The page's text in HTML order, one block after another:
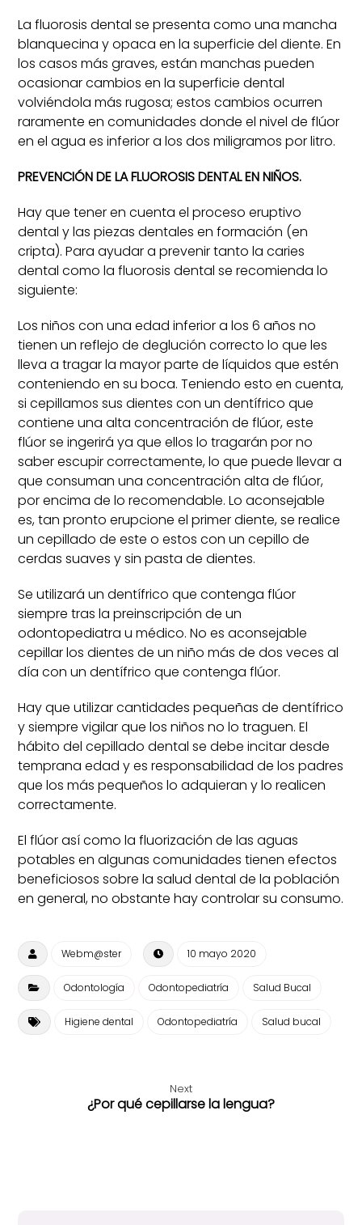
La fluorosis dental se presenta como una mancha
blanquecina y opaca en la superficie del diente. En
los casos más graves, están manchas pueden
ocasionar cambios en la superficie dental
volviéndola más rugosa; estos cambios ocurren
raramente en comunidades donde el nivel de flúor
en el agua es inferior a los dos miligramos por litro.
PREVENCIÓN DE LA FLUOROSIS DENTAL EN NIÑOS.
Hay que tener en cuenta el proceso eruptivo
dental y las piezas dentales en formación (en
cripta). Para ayudar a prevenir tanto la caries
dental como la fluorosis dental se recomienda lo
siguiente:
Los niños con una edad inferior a los 6 años no
tienen un reflejo de deglución correcto lo que les
lleva a tragar la mayor parte de líquidos que estén
conteniendo en su boca. Teniendo esto en cuenta,
si cepillamos sus dientes con un dentífrico que
contiene una alta concentración de flúor, este
flúor se ingerirá ya que ellos lo tragarán por no
saber escupir correctamente, lo que puede llevar a
que consuman una concentración alta de flúor,
por encima de lo recomendable. Lo aconsejable
es, tan pronto erupcione el primer diente, se realice
un cepillado de este o estos con un cepillo de
cerdas suaves y sin pasta de dientes.
Se utilizará un dentífrico que contenga flúor
siempre tras la preinscripción de un
odontopediatra u médico. No es aconsejable
cepillar los dientes de un niño más de dos veces al
día con un dentífrico que contenga flúor.
Hay que utilizar cantidades pequeñas de dentífrico
y siempre vigilar que los niños no lo traguen. El
hábito del cepillado dental se debe incitar desde
temprana edad y es responsabilidad de los padres
que los más pequeños lo adquieran y lo realicen
correctamente.
El flúor así como la fluorización de las aguas
potables en algunas comunidades tienen efectos
beneficiosos sobre la salud dental de la población
en general, no obstante hay controlar su consumo.
Webm@ster 10 mayo 2020
Odontología Odontopediatría Salud Bucal
Higiene dental Odontopediatría Salud bucal
Next
¿Por qué cepillarse la lengua?